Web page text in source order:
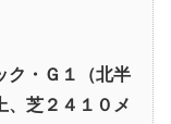
・Ｇ１（北半
、芝２４１０メ